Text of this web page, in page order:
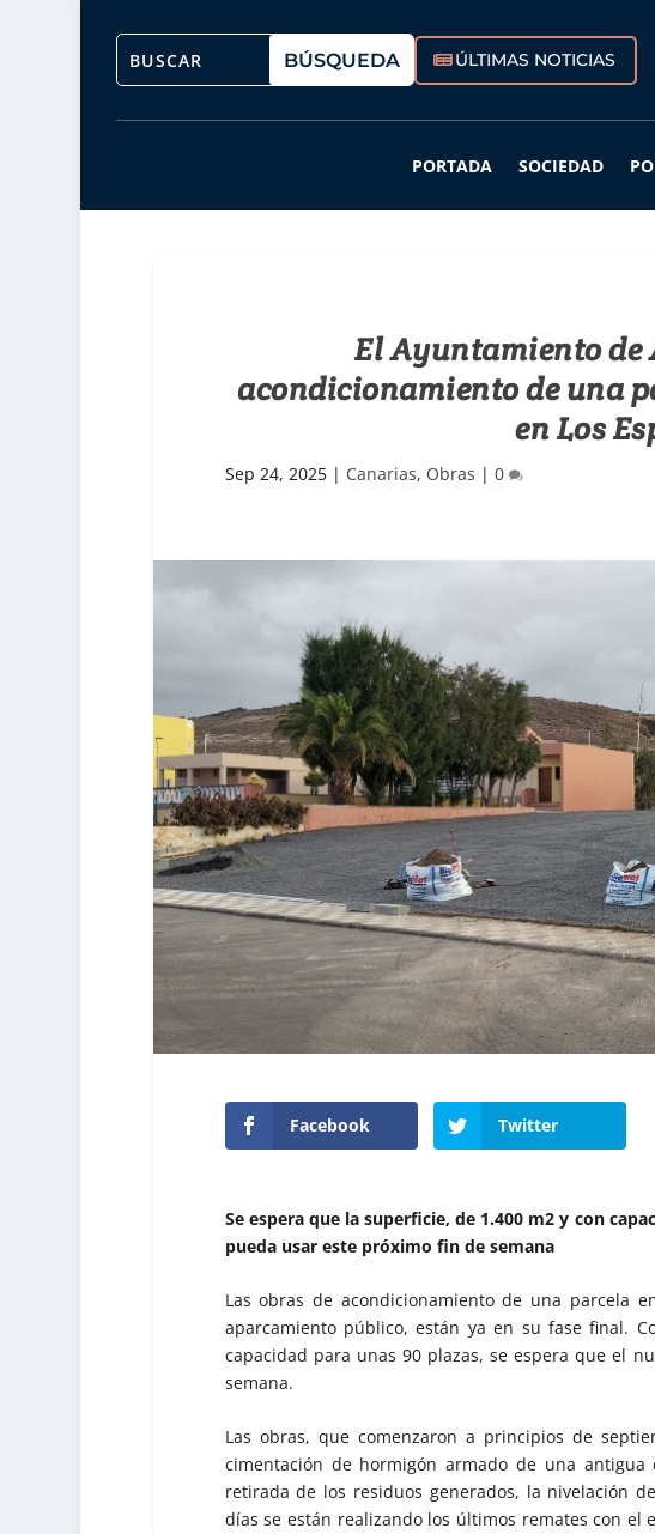
ÚLTIMAS NOTICIAS
PORTADA SOCIEDAD
El Ayuntamiento
acondicionamiento de una
en Los
Sep 24, 2025| Canarias, Obras | 0
Facebook Twitter
Se espera que la superficie, de 1.400 m2 y con
pueda usar este próximo fin de semana
Las obras de acondicionamiento de una parcela
aparcamiento público, están ya en su fase final.
capacidad para unas 90 plazas, se espera que el
semana.
Las obras, que comenzaron a principios de
cimentación de hormigón armado de una
retirada de los residuos generados, la nivelación
días se están realizando los últimos remates con